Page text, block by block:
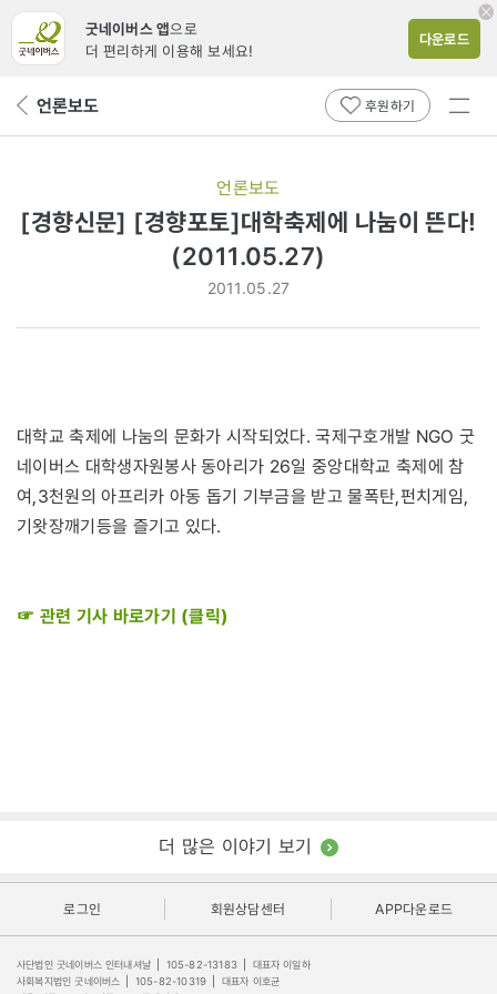
굿네이버스 앱으로
더 편리하게 이용해 보세요!
다운로드
뒤 언론보도 후원하기
전체
언론보도
[경향신문] [경향포토]대학축제에 나눔이 뜬다!
(2011.05.27)
2011.05.27
대학교 축제에 나눔의 문화가 시작되었다. 국제구호개발 NGO 굿
네이버스 대학생자원봉사 동아리가 26일 중앙대학교 축제에 참
여,3천원의 아프리카 아동 돕기 기부금을 받고 물폭탄,펀치게임,
기왓장깨기등을 즐기고 있다.
☞ 관련 기사 바로가기 (클릭)
더 많은 이야기 보기
로그인 회원상담센터 APP다운로드
사단법인 굿네이버스 인터내셔날 105-82-13183
대표자 이일하
사회복지법인 굿네이버스
105-82-10319
대표자 이호균